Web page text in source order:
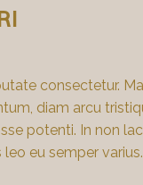
consectetur.
diam arcu
potenti. In non
eu semper varius.